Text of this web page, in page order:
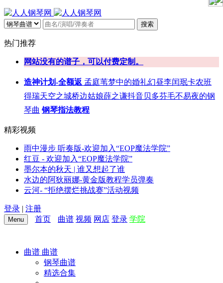
搜索
热门推荐
网站没有的谱子，可以付费定制。
造神计划-全额返 孟庭苇梦中的婚礼幻昼李闰珉卡农班
得瑞天空之城桥边姑娘薛之谦抖音贝多芬毛不易夜的钢
琴曲 钢琴指法教程
精彩视频
雨中漫步 听奏版-欢迎加入“EOP魔法学院”
红豆 - 欢迎加入“EOP魔法学院”
墨尔本的秋天 | 谁又想起了谁
水边的阿狄丽娜-黄金版教程学员弹奏
云河- “拒绝摆烂挑战赛”活动视频
登录 | 注册
Menu 首页 曲谱 视频 网店 登录 学院
曲谱 曲谱
钢琴曲谱
精选合集